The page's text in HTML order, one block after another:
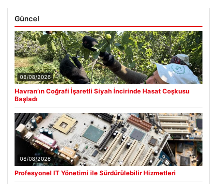
Güncel
08/08/2026
Havran’ın Coğrafi İşaretli Siyah İncirinde Hasat Coşkusu
Başladı
08/08/2026
Profesyonel IT Yönetimi ile Sürdürülebilir Hizmetleri